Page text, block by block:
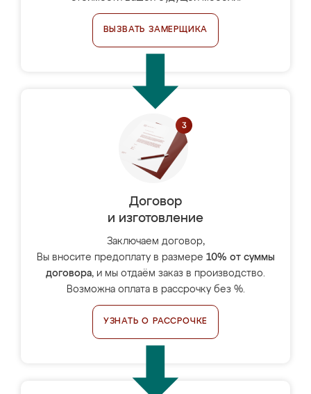
ВЫЗВАТЬ ЗАМЕРЩИКА
Договор
и изготовление
Заключаем договор,
Вы вносите предоплату в размере 10% от суммы
договора, и мы отдаём заказ в производство.
Возможна оплата в рассрочку без %.
УЗНАТЬ О РАССРОЧКЕ